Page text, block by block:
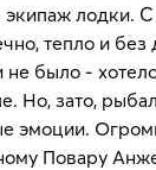
лодки.
тепло и
не было -
Но, зато,
эмоции.
Повару